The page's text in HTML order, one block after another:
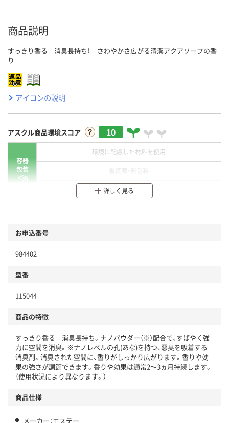
商品説明
すっきり香る 消臭長持ち！ さわやかさ広がる清潔アクアソープの香
り
アイコンの説明
アスクル商品環境スコア 10
容器
包装
環境に配慮した材料を使用
分別・リサイクルしやすい設計
本体
仕組
この商品の環境配慮ポイントです。下記商品詳細「
アスクル商品環境スコア詳細／加点項目
」で確認できます。
詳しく見る
お申込番号
984402
型番
115044
商品の特徴
すっきり香る 消臭長持ち。ナノパウダー（※）配合で、すばやく強
力に空間を消臭。※ナノレベルの孔(あな)を持つ、悪臭を吸着する
消臭剤。消臭された空間に、香りがしっかり広がります。香りや効
果の強さが調節できます。香りや効果は通常2～3ヵ月持続します。
（使用状況により異なります。）
商品仕様
メーカー：エステー